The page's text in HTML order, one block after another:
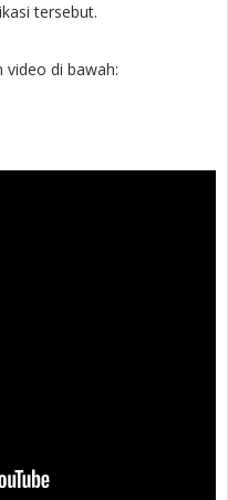
tersebut.
di bawah: